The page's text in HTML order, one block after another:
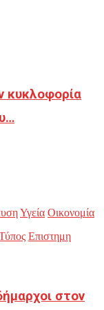
κυκλοφορία
Υγεία Οικονομία
Επιστημη
στον